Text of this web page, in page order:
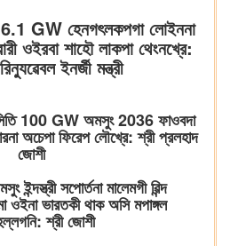
GW হেনগৎলকপগা লোইননা
ওইরবা শাহৌ লাকপা থেংনখ্রে:
ইনর্জী মন্ত্রী
100 GW অমসুং 2036 ফাওবদা
অচেপা ফিরেপ লৌখ্রে: শ্রী প্রলহাদ
জোশী
ইন্দস্ত্রী সপোর্তনা মালেমগী ৱিন্দ
ওইনা ভারতকী থাক অসি মপাঙ্গল
শ্রী জোশী